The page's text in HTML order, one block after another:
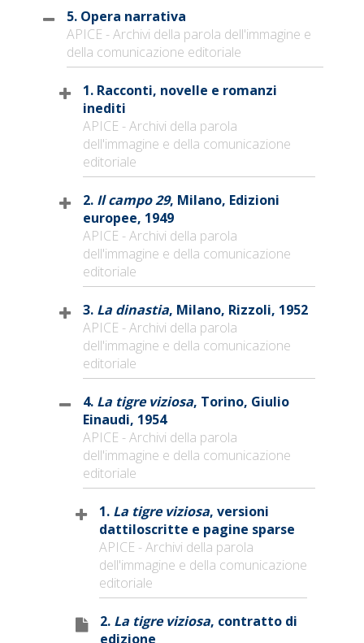
5. Opera narrativa
APICE - Archivi della parola dell'immagine e
della comunicazione editoriale
1. Racconti, novelle e romanzi
inediti
APICE - Archivi della parola
dell'immagine e della comunicazione
editoriale
2. Il campo 29, Milano, Edizioni
europee, 1949
APICE - Archivi della parola
dell'immagine e della comunicazione
editoriale
3. La dinastia, Milano, Rizzoli, 1952
APICE - Archivi della parola
dell'immagine e della comunicazione
editoriale
4. La tigre viziosa, Torino, Giulio
Einaudi, 1954
APICE - Archivi della parola
dell'immagine e della comunicazione
editoriale
1. La tigre viziosa, versioni
dattiloscritte e pagine sparse
APICE - Archivi della parola
dell'immagine e della comunicazione
editoriale
2. La tigre viziosa, contratto di
edizione